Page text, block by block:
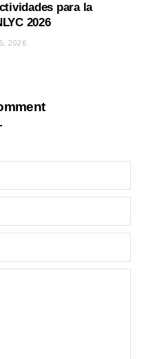
para la
2026
2026